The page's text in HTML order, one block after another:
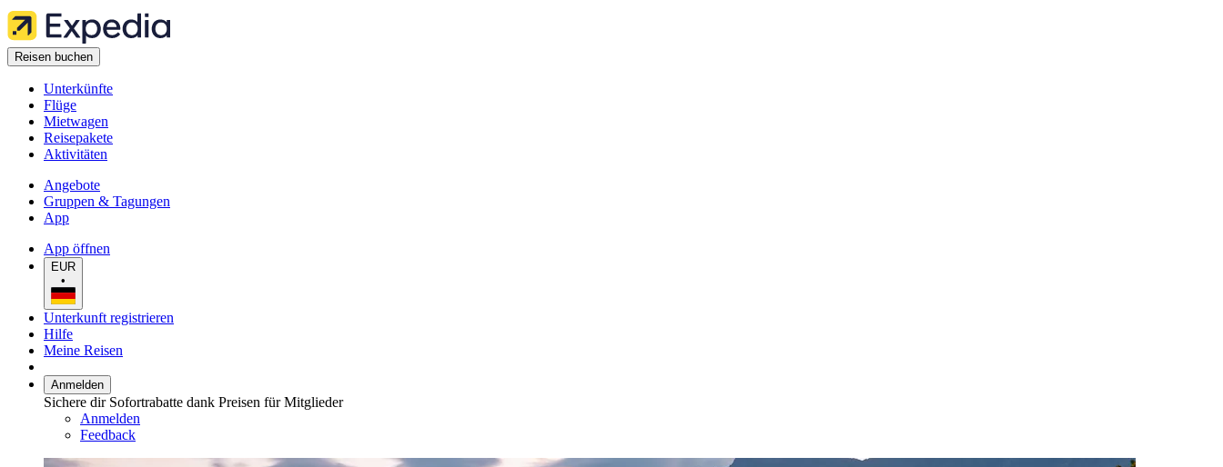
Reisen buchen
Unterkünfte
Flüge
Mietwagen
Reisepakete
Aktivitäten
Angebote
Gruppen & Tagungen
App
App öffnen
EUR
•
Unterkunft registrieren
Hilfe
Meine Reisen
Anmelden
Sichere dir Sofortrabatte dank Preisen für Mitglieder
Anmelden
Feedback